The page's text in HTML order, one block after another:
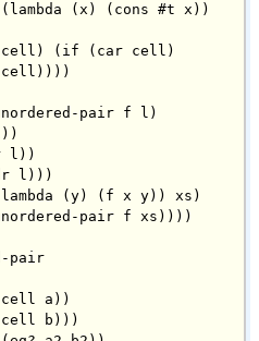
(x) (cons #t x))
(if (car cell)
pair f l)
l))
l)))
(y) (f x y)) xs)
pair f xs))))
pair
a))
b)))